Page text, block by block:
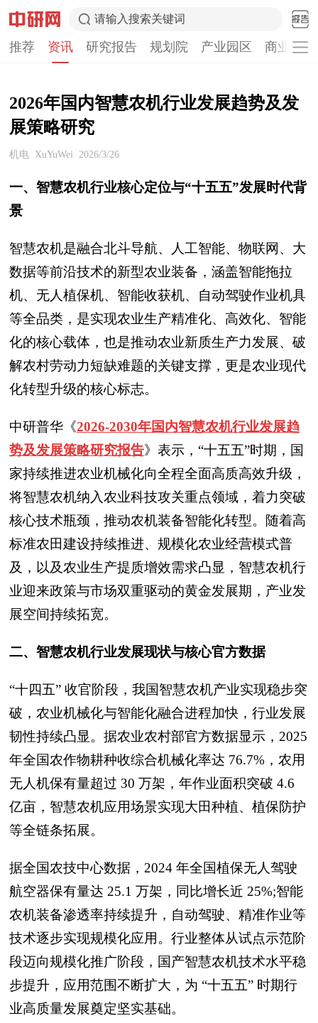
请输入搜索关键词
推荐 资讯 研究报告 规划院 产业园区 商业计
2026年国内智慧农机行业发展趋势及发
展策略研究
机电 XuYuWei 2026/3/26
一、智慧农机行业核心定位与“十五五”发展时代背
景
智慧农机是融合北斗导航、人工智能、物联网、大
数据等前沿技术的新型农业装备，涵盖智能拖拉
机、无人植保机、智能收获机、自动驾驶作业机具
等全品类，是实现农业生产精准化、高效化、智能
化的核心载体，也是推动农业新质生产力发展、破
解农村劳动力短缺难题的关键支撑，更是农业现代
化转型升级的核心标志。
中研普华《2026-2030年国内智慧农机行业发展趋
势及发展策略研究报告》表示，“十五五”时期，国
家持续推进农业机械化向全程全面高质高效升级，
将智慧农机纳入农业科技攻关重点领域，着力突破
核心技术瓶颈，推动农机装备智能化转型。随着高
标准农田建设持续推进、规模化农业经营模式普
及，以及农业生产提质增效需求凸显，智慧农机行
业迎来政策与市场双重驱动的黄金发展期，产业发
展空间持续拓宽。
二、智慧农机行业发展现状与核心官方数据
“十四五” 收官阶段，我国智慧农机产业实现稳步突
破，农业机械化与智能化融合进程加快，行业发展
韧性持续凸显。据农业农村部官方数据显示，2025
年全国农作物耕种收综合机械化率达 76.7%，农用
无人机保有量超过 30 万架，年作业面积突破 4.6
亿亩，智慧农机应用场景实现大田种植、植保防护
等全链条拓展。
据全国农技中心数据，2024 年全国植保无人驾驶
航空器保有量达 25.1 万架，同比增长近 25%;智能
农机装备渗透率持续提升，自动驾驶、精准作业等
技术逐步实现规模化应用。行业整体从试点示范阶
段迈向规模化推广阶段，国产智慧农机技术水平稳
步提升，应用范围不断扩大，为 “十五五” 时期行
业高质量发展奠定坚实基础。